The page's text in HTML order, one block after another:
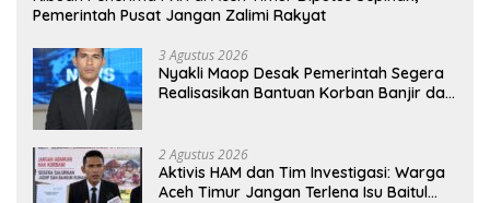
Pemerintah Pusat Jangan Zalimi Rakyat
3 Agustus 2026
Nyakli Maop Desak Pemerintah Segera
Realisasikan Bantuan Korban Banjir dan
2 Agustus 2026
Aktivis HAM dan Tim Investigasi: Warga
Aceh Timur Jangan Terlena Isu Baitul